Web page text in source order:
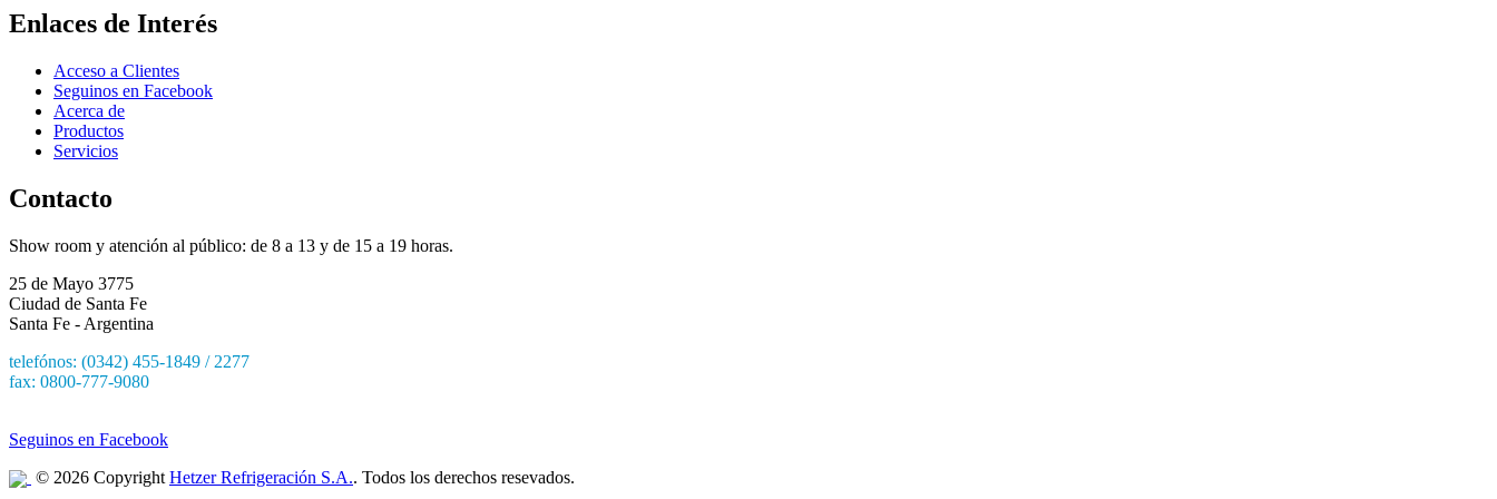
Enlaces de Interés
Acceso a Clientes
Seguinos en Facebook
Acerca de
Productos
Servicios
Contacto
Show room y atención al público: de 8 a 13 y de 15 a 19 horas.
25 de Mayo 3775
Ciudad de Santa Fe
Santa Fe - Argentina
telefónos: (0342) 455-1849 / 2277
fax: 0800-777-9080
Seguinos en Facebook
© 2026 Copyright Hetzer Refrigeración S.A.. Todos los derechos resevados.